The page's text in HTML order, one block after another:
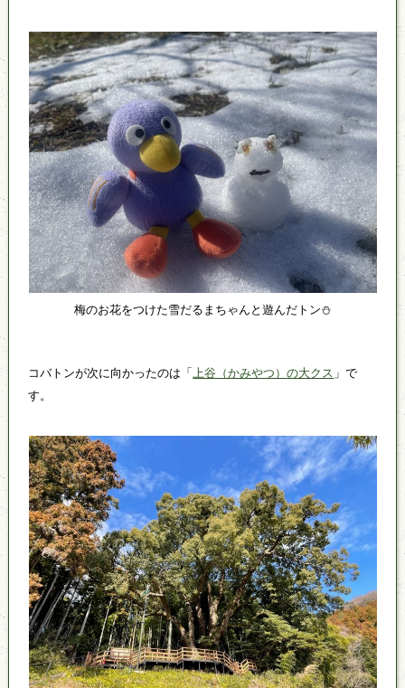
梅のお花をつけた雪だるまちゃんと遊んだトン⛄
コバトンが次に向かったのは「上谷（かみやつ）の大クス 」で
す。